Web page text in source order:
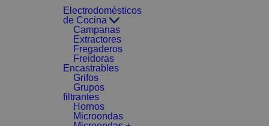
Electrodomésticos
de Cocina
Campanas
Extractores
Fregaderos
Freidoras
Encastrables
Grifos
Grupos
filtrantes
Hornos
Microondas